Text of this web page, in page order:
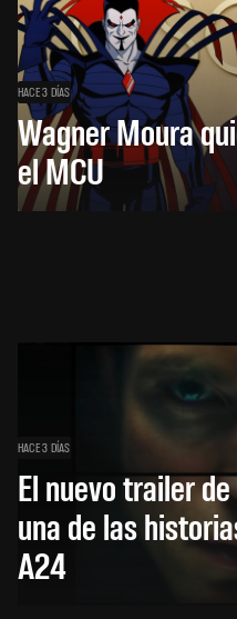
HACE 3 DÍAS
Wagner Moura
el MCU
HACE 3 DÍAS
El nuevo trailer
una de las
A24